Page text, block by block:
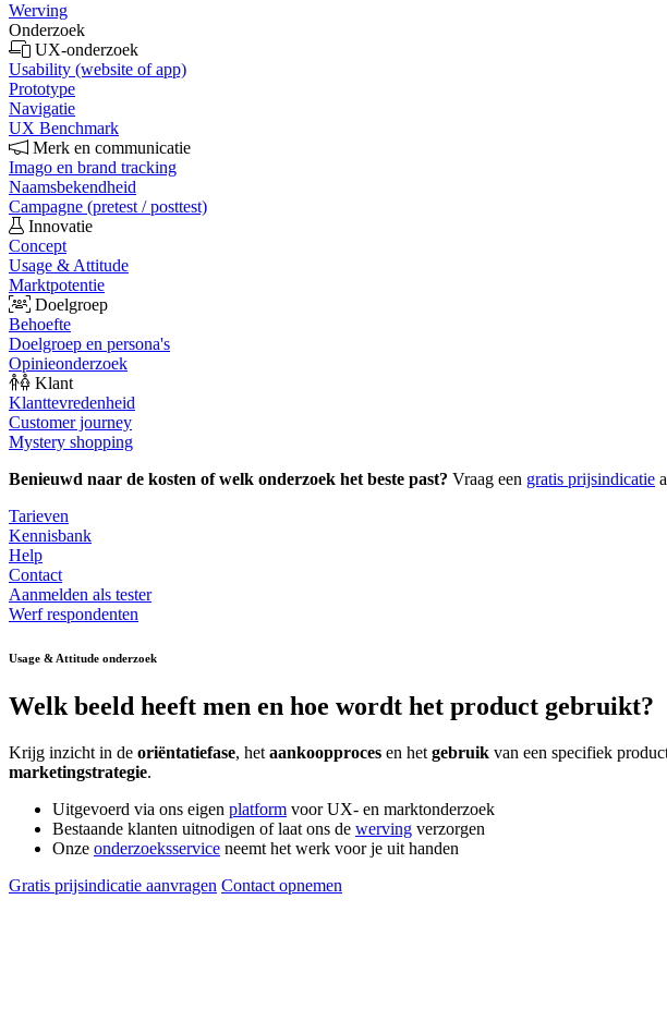
Werving
Onderzoek
UX-onderzoek
Usability (website of app)
Prototype
Navigatie
UX Benchmark
Merk en communicatie
Imago en brand tracking
Naamsbekendheid
Campagne (pretest / posttest)
Innovatie
Concept
Usage & Attitude
Marktpotentie
Doelgroep
Behoefte
Doelgroep en persona's
Opinieonderzoek
Klant
Klanttevredenheid
Customer journey
Mystery shopping
Benieuwd naar de kosten of welk onderzoek het beste past? Vraag een gratis prijsindicatie
Tarieven
Kennisbank
Help
Contact
Aanmelden als tester
Werf respondenten
Usage & Attitude onderzoek
Welk beeld heeft men en hoe wordt het product gebruikt?
Krijg inzicht in de oriëntatiefase, het aankoopproces en het gebruik van een specifiek
marketingstrategie.
Uitgevoerd via ons eigen platform voor UX- en marktonderzoek
Bestaande klanten uitnodigen of laat ons de werving verzorgen
Onze onderzoeksservice neemt het werk voor je uit handen
Gratis prijsindicatie aanvragen Contact opnemen